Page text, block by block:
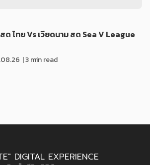
ไทย Vs เวียดนาม สด Sea V League
| 3 min read
DIGITAL EXPERIENCE